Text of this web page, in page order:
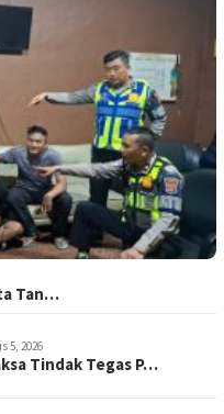
Tan…
5, 2026
Tindak Tegas P…